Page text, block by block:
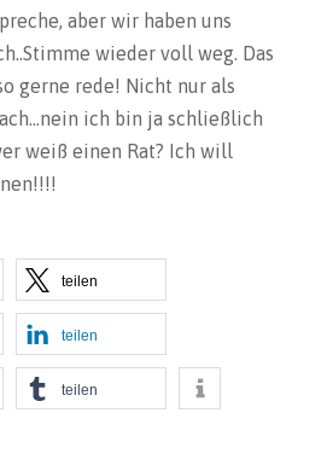
aber wir haben uns
wieder voll weg. Das
gerne rede! Nicht nur als
ich bin ja schließlich
weiß einen Rat? Ich will
teilen
teilen
teilen